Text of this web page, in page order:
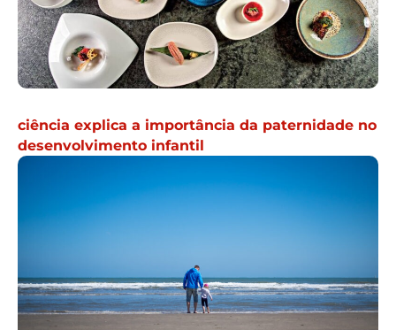
ciência explica a importância da paternidade no
desenvolvimento infantil